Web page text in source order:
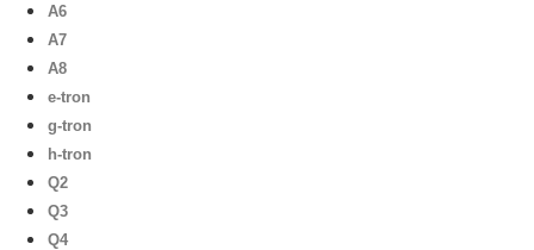
A6
A7
A8
e-tron
g-tron
h-tron
Q2
Q3
Q4